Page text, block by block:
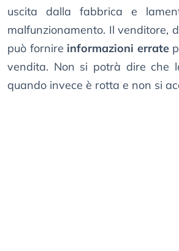
uscita dalla fabbrica e
malfunzionamento. Il venditore,
può fornire informazioni errate
vendita. Non si potrà dire che
quando invece è rotta e non si